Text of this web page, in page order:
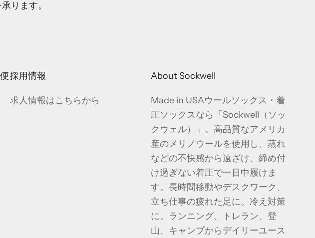
ります。
採用情報
求人情報はこちらから
About Sockwell
Made in USAウールソックス・着
圧ソックスなら「Sockwell（ソッ
クウェル）」。高品質なアメリカ
産のメリノウールを使用し、蒸れ
などの不快感から遠ざけ、締め付
け過ぎない着圧で一日中履けま
す。長時間移動やデスクワーク、
立ち仕事の疲れた足に。冷え対策
に。ランニング、トレラン、登
山、キャンプからデイリーユース